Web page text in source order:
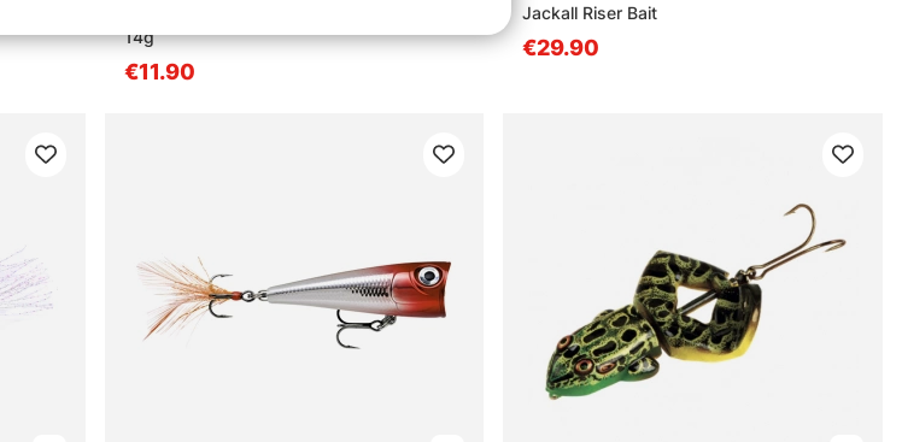
14g
€11.90
Jackall Riser Bait
€29.90